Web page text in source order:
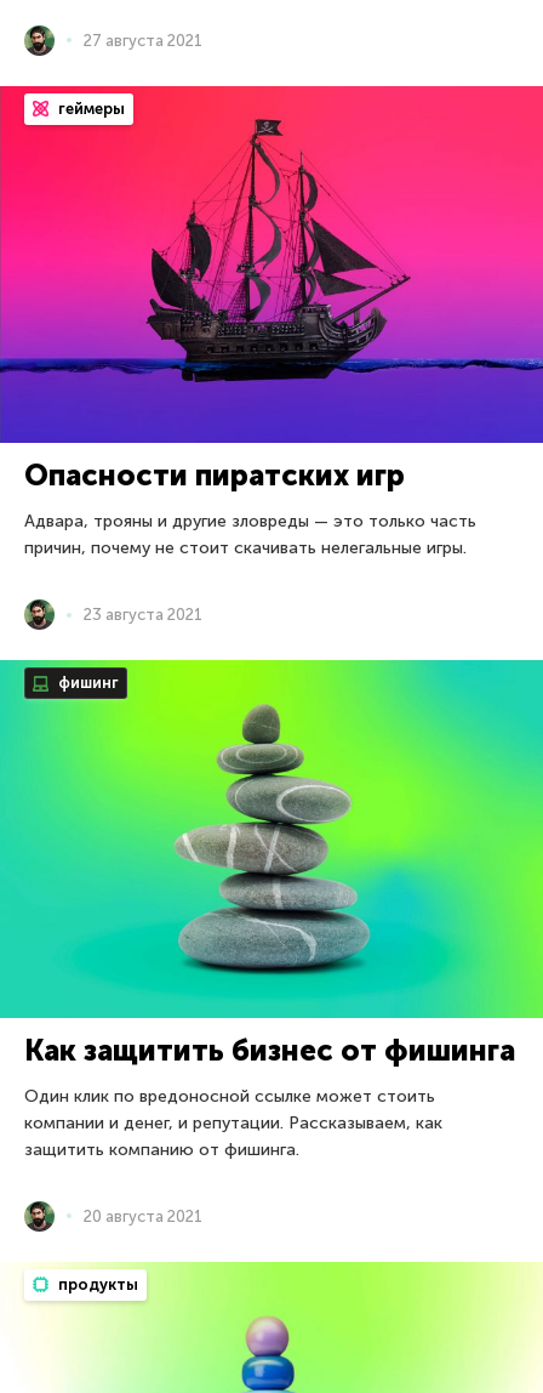
27 августа 2021
геймеры
Опасности пиратских игр
Адвара, трояны и другие зловреды — это только часть
причин, почему не стоит скачивать нелегальные игры.
23 августа 2021
фишинг
Как защитить бизнес от фишинга
Один клик по вредоносной ссылке может стоить
компании и денег, и репутации. Рассказываем, как
защитить компанию от фишинга.
20 августа 2021
продукты